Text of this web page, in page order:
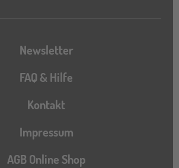
Newsletter
FAQ & Hilfe
Kontakt
Impressum
AGB Online Shop